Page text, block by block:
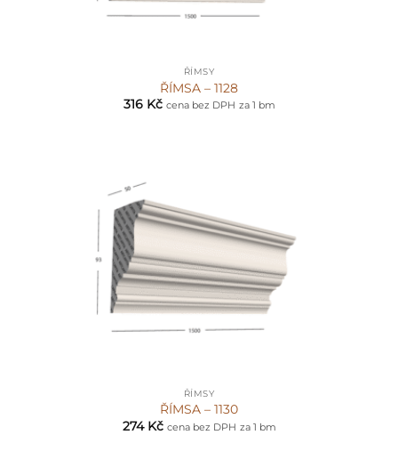
ŘÍMSY
ŘÍMSA – 1128
316 Kč cena bez DPH za 1 bm
ŘÍMSY
ŘÍMSA – 1130
274 Kč cena bez DPH za 1 bm